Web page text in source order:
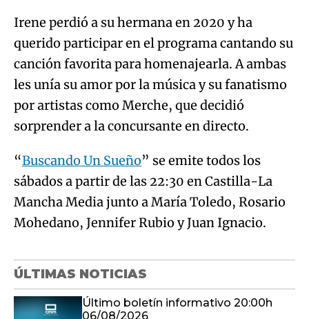
les unía su amor por la música y su fanatismo
por artistas como Merche, que decidió
sorprender a la concursante en directo.
“Buscando Un Sueño” se emite todos los
sábados a partir de las 22:30 en Castilla-La
Mancha Media junto a María Toledo, Rosario
Mohedano, Jennifer Rubio y Juan Ignacio.
ÚLTIMAS NOTICIAS
Último boletín informativo 20:00h
CD Fibritel Villacañas - CF Talavera